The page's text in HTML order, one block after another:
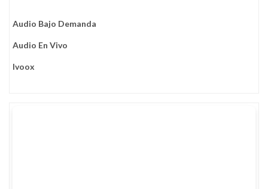
Audio Bajo Demanda
Audio En Vivo
Ivoox